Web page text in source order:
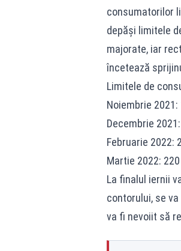
consumatorilor
depăși limitele
majorate, iar
încetează
Limitele de
Noiembrie
Decembrie
Februarie 2022:
Martie 2022:
La finalul iernii
contorului, se
va fi nevoiit să